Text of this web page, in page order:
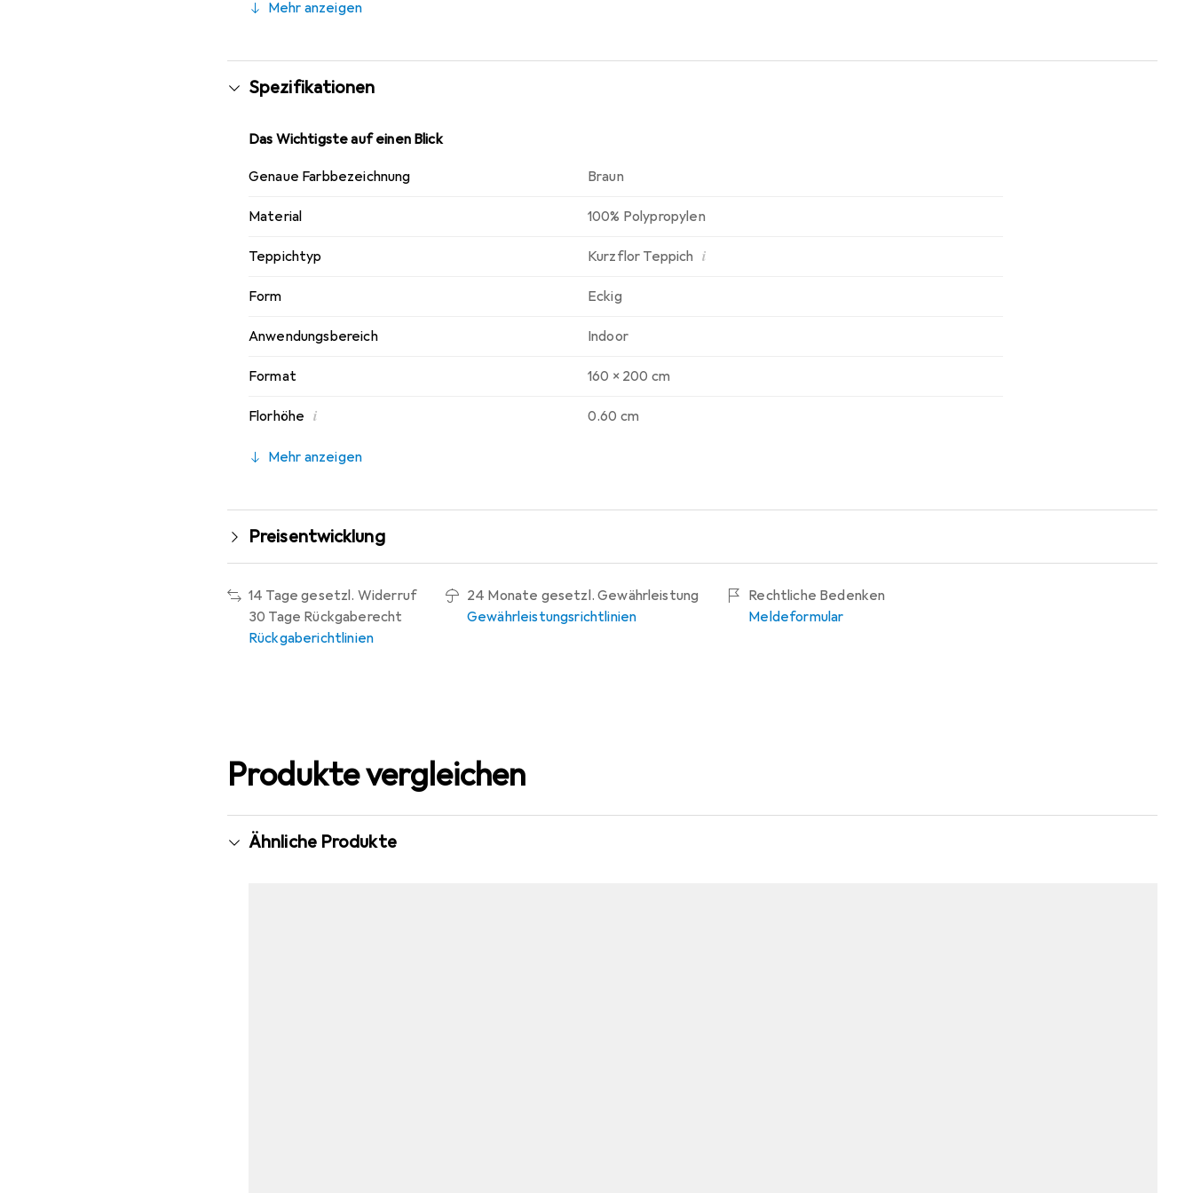
Mehr anzeigen
Spezifikationen
Das Wichtigste auf einen Blick
Genaue Farbbezeichnung Braun
Material 100% Polypropylen
Teppichtyp Kurzflor Teppich i
Form Eckig
Anwendungsbereich Indoor
Format 160 x 200 cm
Florhöhe i 0.60 cm
Mehr anzeigen
Preisentwicklung
14 Tage gesetzl. Widerruf
30 Tage Rückgaberecht
Rückgaberichtlinien
24 Monate gesetzl. Gewährleistung
Gewährleistungsrichtlinien
Rechtliche Bedenken
Meldeformular
Produkte vergleichen
Ähnliche Produkte